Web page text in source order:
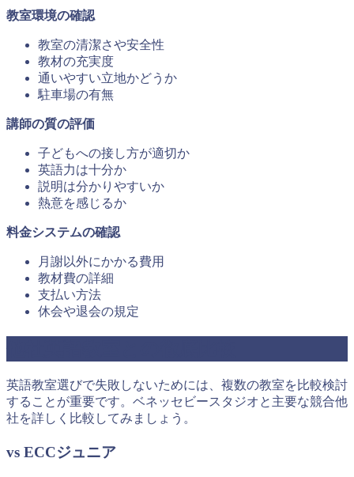
教室環境の確認
教室の清潔さや安全性
教材の充実度
通いやすい立地かどうか
駐車場の有無
講師の質の評価
子どもへの接し方が適切か
英語力は十分か
説明は分かりやすいか
熱意を感じるか
料金システムの確認
月謝以外にかかる費用
教材費の詳細
支払い方法
休会や退会の規定
英語教室選びで失敗しないためには、複数の教室を比較検討
することが重要です。ベネッセビースタジオと主要な競合他
社を詳しく比較してみましょう。
vs ECCジュニア